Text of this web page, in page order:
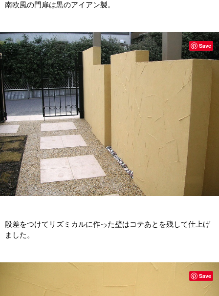
南欧風の門扉は黒のアイアン製。
段差をつけてリズミカルに作った壁はコテあとを残して仕上げ
ました。
Save
Save